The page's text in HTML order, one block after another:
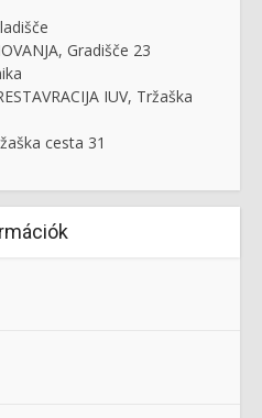
Gradišče 23
IUV, Tržaška
cesta 31